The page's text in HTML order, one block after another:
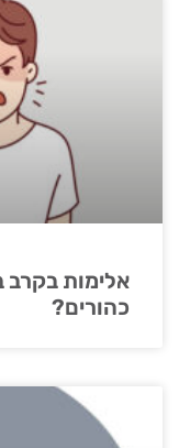
אלימות בקרב
כהורים?